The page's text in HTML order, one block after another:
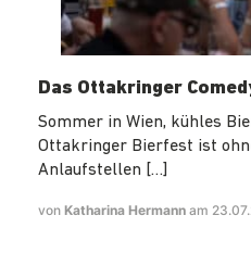
Das Ottakringer
Sommer in Wien, kühles
Ottakringer Bierfest ist
Anlaufstellen […]
von Katharina Hermann am